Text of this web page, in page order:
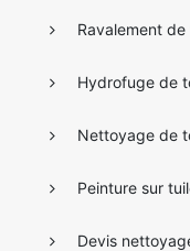
Ravalement
Hydrofuge de
Nettoyage de
Peinture sur
Devis